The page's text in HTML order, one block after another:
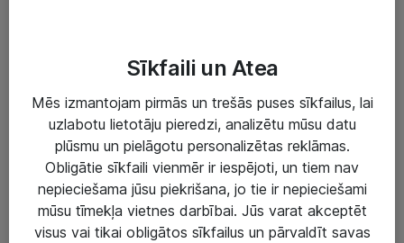
Risinājumi & Pakalpojumi
IT serviss un atbalsts
IT infrastruktūra
Darba vietu IT risinājumi
Sīkfaili un Atea
Mēs izmantojam pirmās un trešās puses sīkfailus, lai
uzlabotu lietotāju pieredzi, analizētu mūsu datu
plūsmu un pielāgotu personalizētas reklāmas.
Obligātie sīkfaili vienmēr ir iespējoti, un tiem nav
nepieciešama jūsu piekrišana, jo tie ir nepieciešami
mūsu tīmekļa vietnes darbībai. Jūs varat akceptēt
visus vai tikai obligātos sīkfailus un pārvaldīt savas